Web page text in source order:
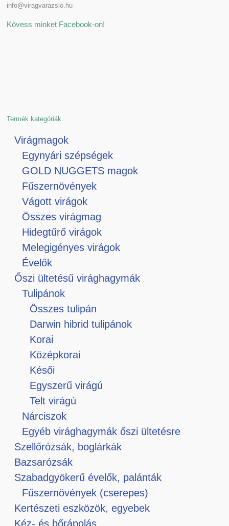
info@viragvarazslo.hu
Kövess minket Facebook-on!
Termék kategóriák
Virágmagok
Egynyári szépségek
GOLD NUGGETS magok
Fűszernövények
Vágott virágok
Összes virágmag
Hidegtűrő virágok
Melegigényes virágok
Évelők
Őszi ültetésű virághagymák
Tulipánok
Összes tulipán
Darwin hibrid tulipánok
Korai
Középkorai
Késői
Egyszerű virágú
Telt virágú
Nárciszok
Egyéb virághagymák őszi ültetésre
Szellőrózsák, boglárkák
Bazsarózsák
Szabadgyökerű évelők, palánták
Fűszernövények (cserepes)
Kertészeti eszközök, egyebek
Kéz- és bőrápolás